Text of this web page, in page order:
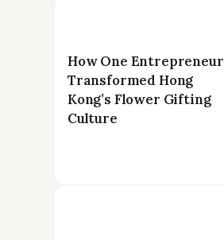
How One Entrepreneur
Transformed Hong
Kong’s Flower Gifting
Culture